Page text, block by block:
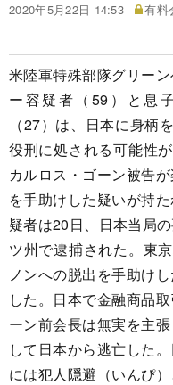
2020年5月22日 14:53
有料
米陸軍特殊部隊グリー
ー容疑者（59）と息
（27）は、日本に身柄
役刑に処される可能性
カルロス・ゴーン被告
を手助けした疑いが持
疑者は20日、日本当局
ツ州で逮捕された。東
ノンへの脱出を手助け
した。日本で金融商品
ーン前会長は無実を主
して日本から逃亡した
には犯人隠避（いんぴ